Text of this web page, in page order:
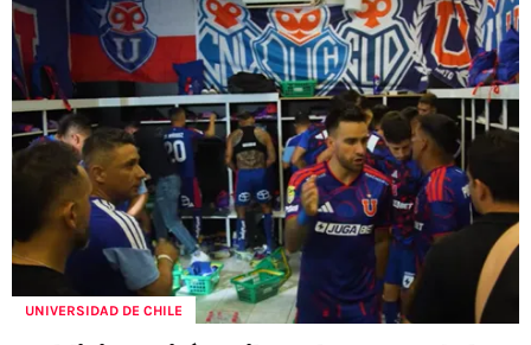
UNIVERSIDAD DE CHILE